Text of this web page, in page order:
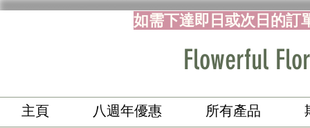
如需下達即日或次日的訂
Flowerful
主頁 八週年優惠 所有產品